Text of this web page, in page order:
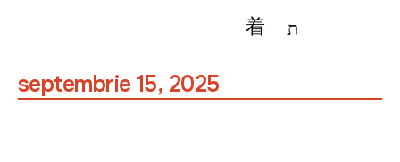
septembrie 15, 2025